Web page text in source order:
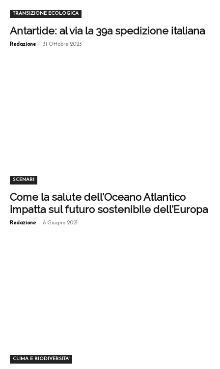
TRANSIZIONE ECOLOGICA
Antartide: al via la 39a spedizione italiana
Redazione - 31 Ottobre 2023
SCENARI
Come la salute dell’Oceano Atlantico
impatta sul futuro sostenibile dell’Europa
Redazione - 8 Giugno 2021
CLIMA E BIODIVERSITA'